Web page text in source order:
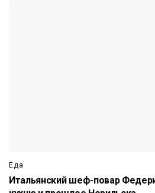
Еда
Итальянский шеф-повар